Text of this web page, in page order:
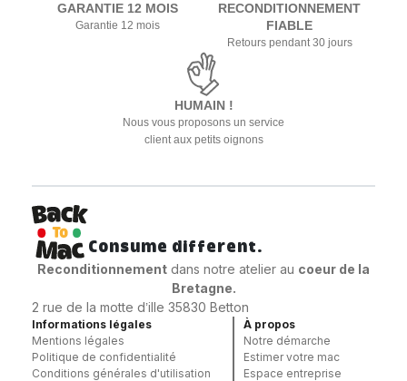
GARANTIE 12 MOIS
Garantie 12 mois
RECONDITIONNEMENT
FIABLE
Retours pendant 30 jours
HUMAIN !
Nous vous proposons un service
client aux petits oignons
Consume different.
Reconditionnement dans notre atelier au coeur de la
Bretagne.
2 rue de la motte d’ille 35830 Betton
Informations légales
Mentions légales
Politique de confidentialité
Conditions générales d'utilisation
À propos
Notre démarche
Estimer votre mac
Espace entreprise